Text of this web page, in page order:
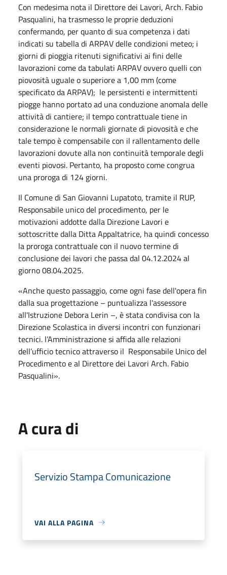
Con medesima nota il Direttore dei Lavori, Arch. Fabio
Pasqualini, ha trasmesso le proprie deduzioni
confermando, per quanto di sua competenza i dati
indicati su tabella di ARPAV delle condizioni meteo; i
giorni di pioggia ritenuti significativi ai fini delle
lavorazioni come da tabulati ARPAV ovvero quelli con
piovosità uguale o superiore a 1,00 mm (come
specificato da ARPAV); le persistenti e intermittenti
piogge hanno portato ad una conduzione anomala delle
attività di cantiere; il tempo contrattuale tiene in
considerazione le normali giornate di piovosità e che
tale tempo è compensabile con il rallentamento delle
lavorazioni dovute alla non continuità temporale degli
eventi piovosi. Pertanto, ha proposto come congrua
una proroga di 124 giorni.
Il Comune di San Giovanni Lupatoto, tramite il RUP,
Responsabile unico del procedimento, per le
motivazioni addotte dalla Direzione Lavori e
sottoscritte dalla Ditta Appaltatrice, ha quindi concesso
la proroga contrattuale con il nuovo termine di
conclusione dei lavori che passa dal 04.12.2024 al
giorno 08.04.2025.
«Anche questo passaggio, come ogni fase dell'opera fin
dalla sua progettazione – puntualizza l'assessore
all'Istruzione Debora Lerin –, è stata condivisa con la
Direzione Scolastica in diversi incontri con funzionari
tecnici. l’Amministrazione si affida alle relazioni
dell’ufficio tecnico attraverso il Responsabile Unico del
Procedimento e al Direttore dei Lavori Arch. Fabio
Pasqualini».
A cura di
Servizio Stampa Comunicazione
VAI ALLA PAGINA